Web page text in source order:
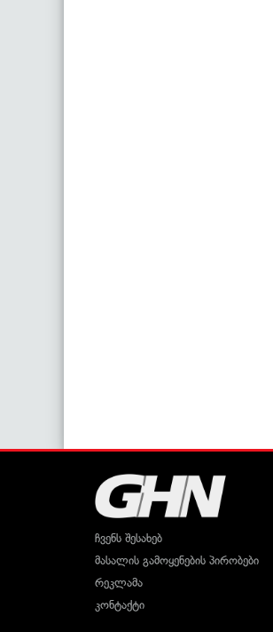
ჩვენს შესახებ
მასალის გამოყენების პირობები
რეკლამა
კონტაქტი